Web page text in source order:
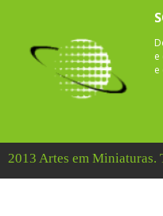
e
e
2013 Artes em Miniaturas.